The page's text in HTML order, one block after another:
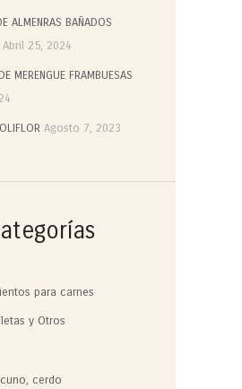
ALMENRAS BAÑADOS
Abril 25, 2024
MERENGUE FRAMBUESAS
Agosto 7, 2023
para carnes
y Otros
cerdo